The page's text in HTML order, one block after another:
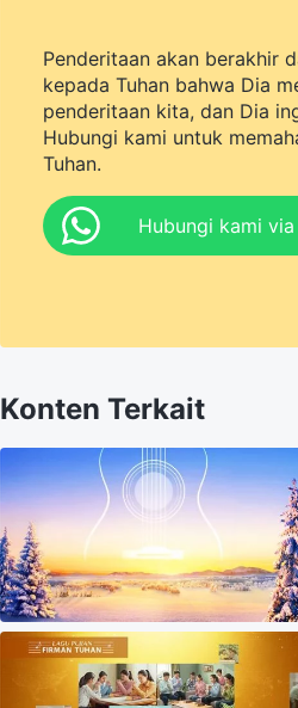
Penderitaan akan berakhir
kepada Tuhan bahwa Dia
penderitaan kita, dan Dia
Hubungi kami untuk
Tuhan.
Hubungi kami
Konten Terkait